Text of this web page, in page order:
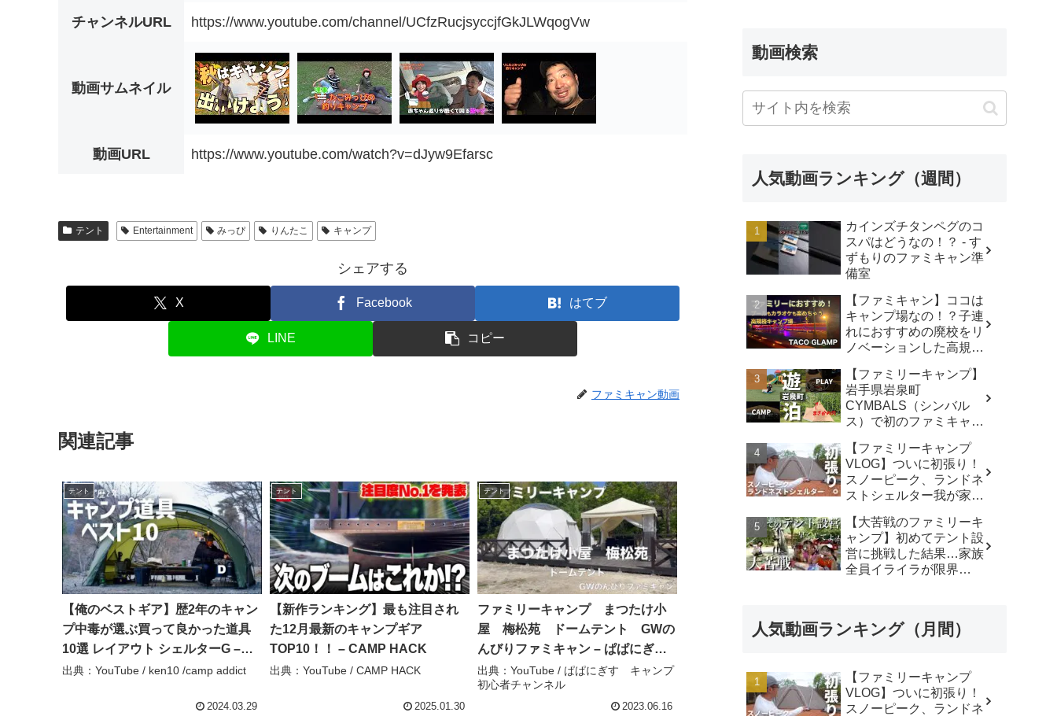
チャンネルURL https://www.youtube.com/channel/UCfzRucjsyccjfGkJLWqogVw
動画サムネイル
動画URL https://www.youtube.com/watch?v=dJyw9Efarsc
テント Entertainment みっぴ りんたこ キャンプ
シェアする
X Facebook はてブ
LINE コピー
ファミキャン動画
関連記事
テント
【俺のベストギア】歴2年のキャン
プ中毒が選ぶ買って良かった道具
10選 レイアウト シェルターG –
ken10 /camp addict
出典：YouTube / ken10 /camp addict
2024.03.29
テント
【新作ランキング】最も注目され
た12月最新のキャンプギア
TOP10！！ – CAMP HACK
出典：YouTube / CAMP HACK
2025.01.30
テント
ファミリーキャンプ まつたけ小
屋 梅松苑 ドームテント GWの
んびりファミキャン – ぱぱにぎ
す キャンプ初心者チャンネル
出典：YouTube / ぱぱにぎす キャンプ
初心者チャンネル
2023.06.16
動画検索
人気動画ランキング（週間）
カインズチタンペグのコ
スパはどうなの！？ - す
ずもりのファミキャン準
備室
【ファミキャン】ココは
キャンプ場なの！？子連
れにおすすめの廃校をリ
ノベーションした高規格
す！ - ちいさおきゃんぷ
【ファミリーキャンプ】
岩手県岩泉町
CYMBALS（シンバル
ス）で初のファミキャ
まさかの穴。 -
KIMIDORI
【ファミリーキャンプ
VLOG】ついに初張り！
スノーピーク、ランドネ
ストシェルター我が家で
アビルキャンプリゾート
那須／LUMIX S5IIX - パ
パハキット アウトドア
VLOG
【大苦戦のファミリーキ
ャンプ】初めてテント設
営に挑戦した結果…家族
全員イライラが限界
人気動画ランキング（月間）
【ファミリーキャンプ
VLOG】ついに初張り！
スノーピーク、ランドネ